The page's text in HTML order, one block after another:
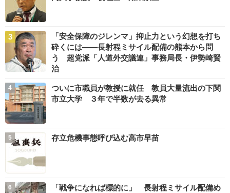
「安全保障のジレンマ」抑止力という幻想を打ち
砕くには――長射程ミサイル配備の熊本から問
う 超党派「人道外交議連」事務局長・伊勢崎賢
治
ついに市職員が教授に就任 教員大量流出の下関
市立大学 ３年で半数が去る異常
存立危機事態呼び込む高市早苗
「戦争になれば標的に」 長射程ミサイル配備め